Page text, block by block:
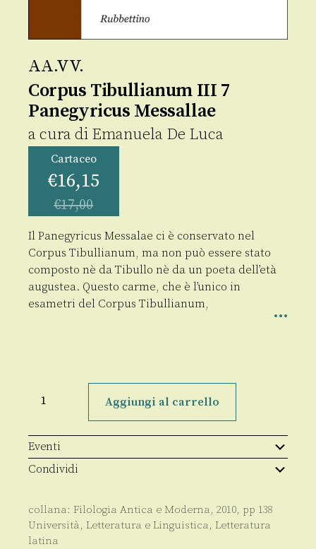
AA.VV.
Corpus Tibullianum III 7
Panegyricus Messallae
a cura di Emanuela De Luca
Cartaceo
€16,15
€17,00
Il Panegyricus Messalae ci è conservato nel
Corpus Tibullianum, ma non può essere stato
composto nè da Tibullo nè da un poeta dell’età
augustea. Questo carme, che è l’unico in
esametri del Corpus Tibullianum,
Tibullianum
Panegyricus
Messallae
quantità
Aggiungi al carrello
Eventi
Condividi
collana: Filologia Antica e Moderna, 2010, pp 138
Università, Letteratura e Linguistica, Letteratura
latina